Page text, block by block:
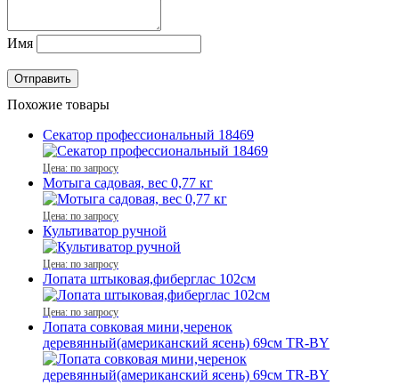
Имя
Похожие товары
Секатор профессиональный 18469
Цена: по запросу
Мотыга садовая, вес 0,77 кг
Цена: по запросу
Культиватор ручной
Цена: по запросу
Лопата штыковая,фиберглас 102см
Цена: по запросу
Лопата совковая мини,черенок
деревянный(американский ясень) 69см TR-BY